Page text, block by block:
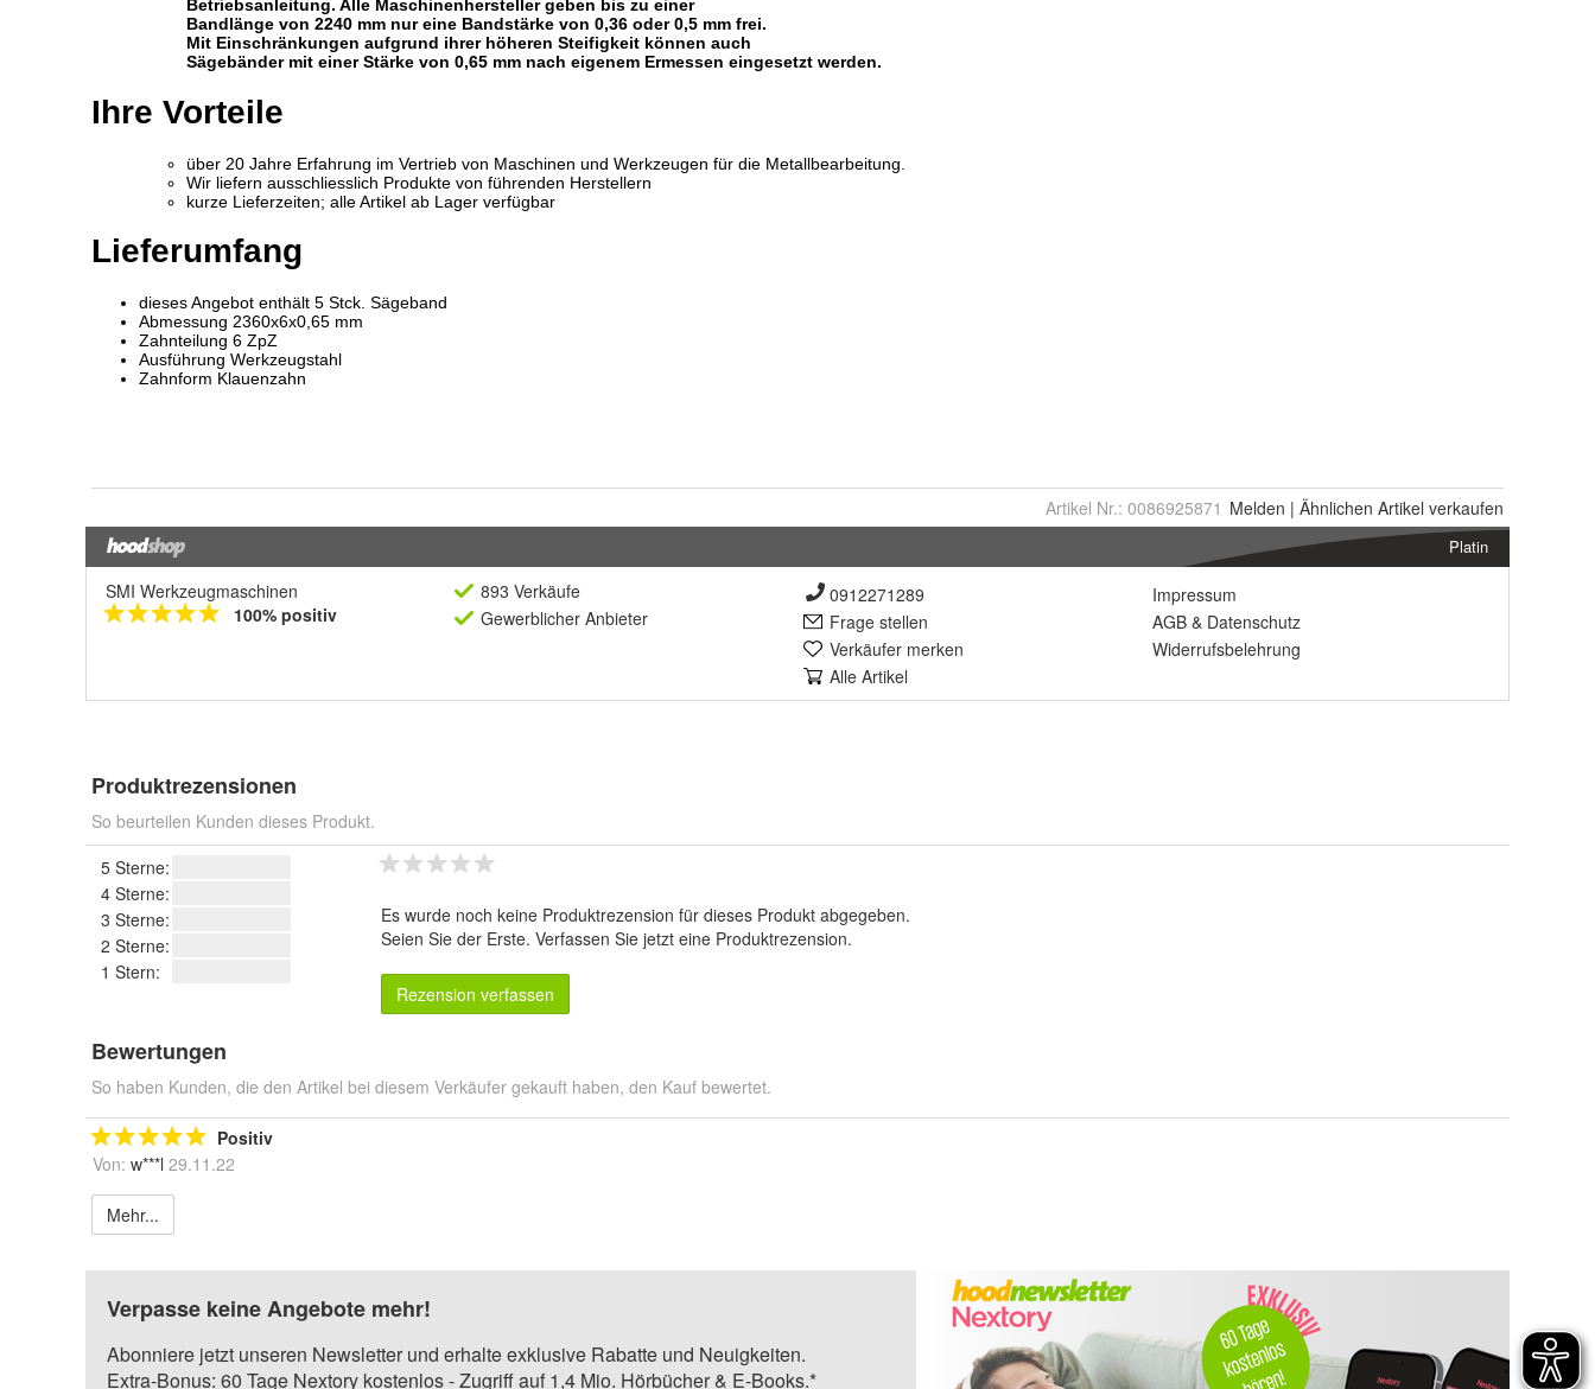
Artikel Nr.: 0086925871 Melden | Ähnlichen Artikel verkaufen
Platin
SMI Werkzeugmaschinen
100% positiv
893 Verkäufe
Gewerblicher Anbieter
0912271289
Frage stellen
Verkäufer merken
Alle Artikel
Impressum
AGB & Datenschutz
Widerrufsbelehrung
Produktrezensionen
So beurteilen Kunden dieses Produkt.
5 Sterne:
4 Sterne:
3 Sterne:
2 Sterne:
1 Stern:
Es wurde noch keine Produktrezension für dieses Produkt abgegeben.
Seien Sie der Erste. Verfassen Sie jetzt eine Produktrezension.
Rezension verfassen
Bewertungen
So haben Kunden, die den Artikel bei diesem Verkäufer gekauft haben, den Kauf bewertet.
Positiv
Von: w***l 29.11.22
Mehr...
Verpasse keine Angebote mehr!
Abonniere jetzt unseren Newsletter und erhalte exklusive Rabatte und Neuigkeiten.
Extra-Bonus: 60 Tage Nextory kostenlos - Zugriff auf 1,4 Mio. Hörbücher & E-Books.*